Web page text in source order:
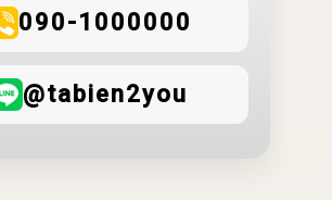
090-1000000
@tabien2you